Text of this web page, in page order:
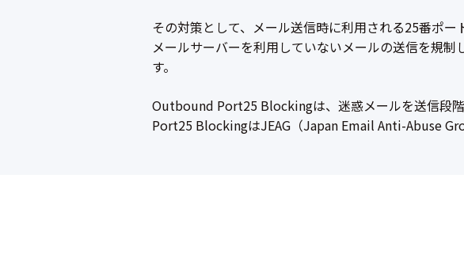
その対策として、メール送信時に利用される25番ポ
メールサーバーを利用していないメールの送信を規
す。
Outbound Port25 Blockingは、迷惑メールを送信段
Port25 BlockingはJEAG（Japan Email Anti-Abuse